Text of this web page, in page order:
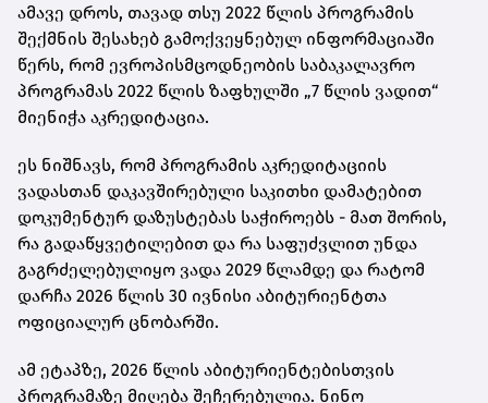
ამავე დროს, თავად თსუ 2022 წლის პროგრამის
შექმნის შესახებ გამოქვეყნებულ ინფორმაციაში
წერს, რომ ევროპისმცოდნეობის საბაკალავრო
პროგრამას 2022 წლის ზაფხულში „7 წლის ვადით“
მიენიჭა აკრედიტაცია.
ეს ნიშნავს, რომ პროგრამის აკრედიტაციის
ვადასთან დაკავშირებული საკითხი დამატებით
დოკუმენტურ დაზუსტებას საჭიროებს - მათ შორის,
რა გადაწყვეტილებით და რა საფუძვლით უნდა
გაგრძელებულიყო ვადა 2029 წლამდე და რატომ
დარჩა 2026 წლის 30 ივნისი აბიტურიენტთა
ოფიციალურ ცნობარში.
ამ ეტაპზე, 2026 წლის აბიტურიენტებისთვის
პროგრამაზე მიღება შეჩერებულია. ნინო